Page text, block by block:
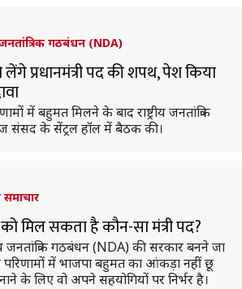
जनतांत्रिक गठबंधन (NDA)
लेंगे प्रधानमंत्री पद की शपथ, पेश किया
में बहुमत मिलने के बाद राष्ट्रीय जनतांत्रिक
के सेंट्रल हॉल में बैठक की।
मिल सकता है कौन-सा मंत्री पद?
जनतांत्रिक गठबंधन (NDA) की सरकार बनने जा
परिणामों में भाजपा बहुमत का आंकड़ा नहीं छू
के लिए वो अपने सहयोगियों पर निर्भर है।